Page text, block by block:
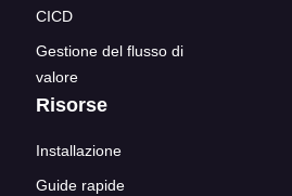
CICD
Gestione del flusso di
valore
Risorse
Installazione
Guide rapide